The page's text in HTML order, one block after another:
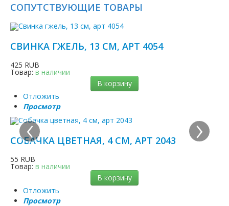
СОПУТСТВУЮЩИЕ ТОВАРЫ
СВИНКА ГЖЕЛЬ, 13 СМ, АРТ 4054
425 RUB
Товар: в наличии
В корзину
Отложить
Просмотр
СОБАЧКА ЦВЕТНАЯ, 4 СМ, АРТ 2043
55 RUB
Товар: в наличии
В корзину
Отложить
Просмотр
‹ ›